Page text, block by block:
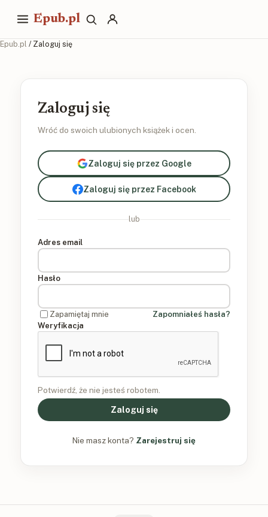
Epub.pl
Epub.pl / Zaloguj się
Zaloguj się
Wróć do swoich ulubionych książek i ocen.
Zaloguj się przez Google
Zaloguj się przez Facebook
lub
Adres email
Hasło
Zapamiętaj mnie
Zapomniałeś hasła?
Weryfikacja
Potwierdź, że nie jesteś robotem.
Zaloguj się
Nie masz konta? Zarejestruj się